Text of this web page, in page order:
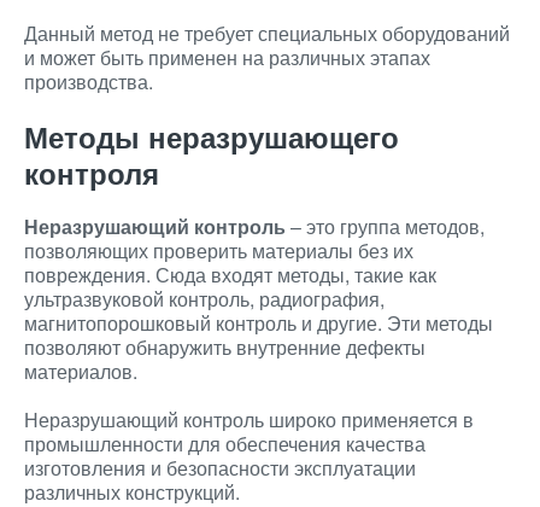
Данный метод не требует специальных оборудований
и может быть применен на различных этапах
производства.
Методы неразрушающего
контроля
Неразрушающий контроль – это группа методов,
позволяющих проверить материалы без их
повреждения. Сюда входят методы, такие как
ультразвуковой контроль, радиография,
магнитопорошковый контроль и другие. Эти методы
позволяют обнаружить внутренние дефекты
материалов.
Неразрушающий контроль широко применяется в
промышленности для обеспечения качества
изготовления и безопасности эксплуатации
различных конструкций.